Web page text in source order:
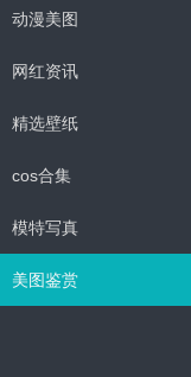
动漫美图
网红资讯
精选壁纸
cos合集
模特写真
美图鉴赏